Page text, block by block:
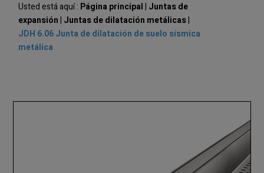
Usted está aquí : Página principal| Juntas de
expansión| Juntas de dilatación metálicas|
JDH 6.06 Junta de dilatación de suelo sísmica
metálica